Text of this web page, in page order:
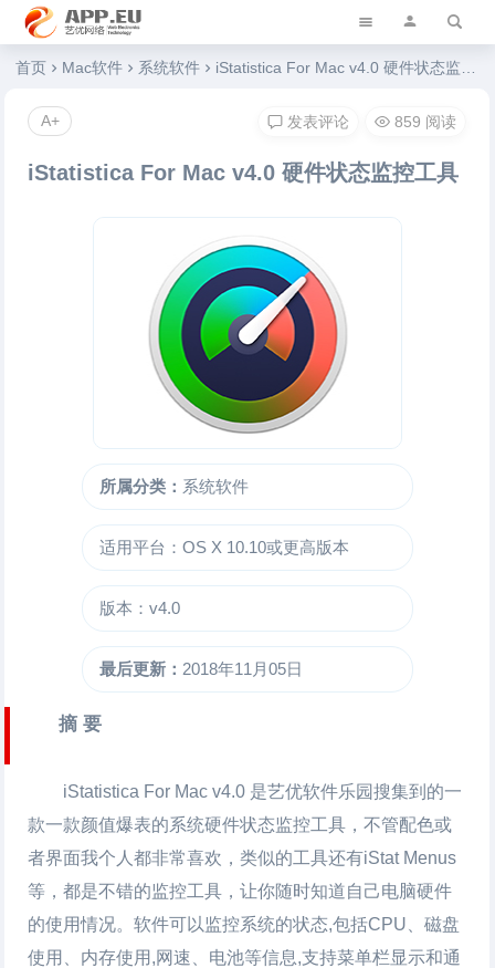
艺优软件乐园
首页 Mac软件 系统软件 iStatistica For Mac v4.0 硬件状态监控工具
iStatistica For Mac v4.0 硬件状态监控工具
所属分类： 系统软件
适用平台：OS X 10.10或更高版本
版本：v4.0
最后更新： 2018年11月05日
摘 要
iStatistica For Mac v4.0 是艺优软件乐园搜集到的一
款一款颜值爆表的系统硬件状态监控工具，不管配色或
者界面我个人都非常喜欢，类似的工具还有iStat Menus
等，都是不错的监控工具，让你随时知道自己电脑硬件
的使用情况。软件可以监控系统的状态,包括CPU、磁盘
使用、内存使用,网速、电池等信息,支持菜单栏显示和通
发表评论 859 阅读
A+